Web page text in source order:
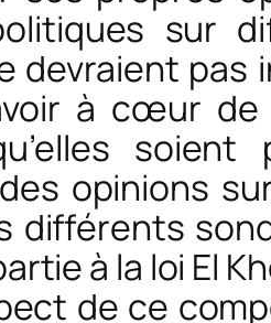
sur
devraient pas
à cœur
des opinions
différents
à la loi El
de ce